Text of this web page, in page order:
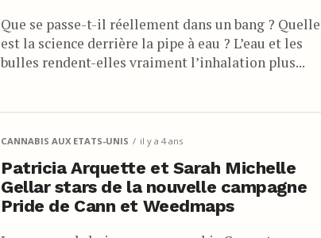
Que se passe-t-il réellement dans un bang ? Quelle
est la science derrière la pipe à eau ? L’eau et les
bulles rendent-elles vraiment l’inhalation plus...
CANNABIS AUX ETATS-UNIS il y a 4 ans
Patricia Arquette et Sarah Michelle
Gellar stars de la nouvelle campagne
Pride de Cann et Weedmaps